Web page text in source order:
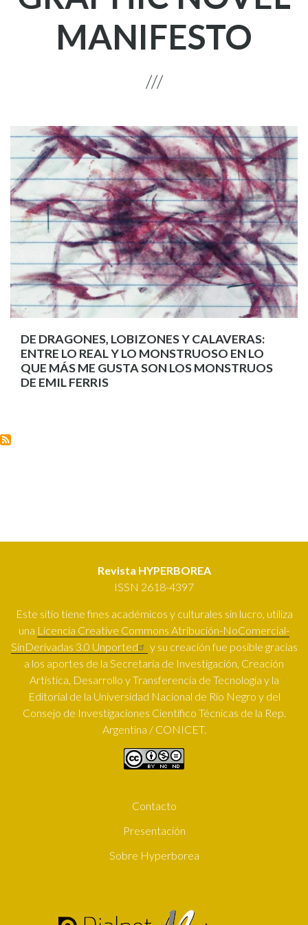
MANIFESTO
DE DRAGONES, LOBIZONES Y CALAVERAS:
ENTRE LO REAL Y LO MONSTRUOSO EN LO
QUE MÁS ME GUSTA SON LOS MONSTRUOS
DE EMIL FERRIS
Revista HYPERBOREA
ISSN 2618-4397
Este sitio tiene fines académicos y culturales sin lucro, utiliza
una Licencia Creative Commons Atribución-NoComercial-
SinDerivadas 3.0 Unported
y su creación fue posible gracias
a los aportes de la Secretaría de Investigación, Creación
Artística, Desarrollo y Transferencia de Tecnología y la
Editorial de la Universidad Nacional de Río Negro y del
Consejo de Investigaciones Científico Técnicas de la Rep.
Argentina / CONICET.
Contacto
Presentación
Sobre Hyperborea